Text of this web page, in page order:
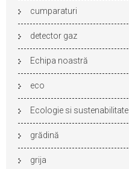
cumparaturi
detector gaz
Echipa noastră
eco
Ecologie si sustenabilitate
grădină
grija